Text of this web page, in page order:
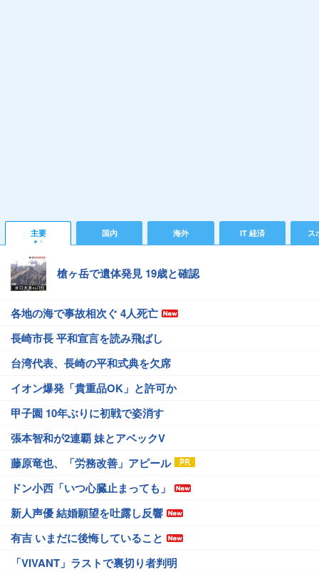
主要 国内 海外 IT 経済 ス
槍ヶ岳で遺体発見 19歳と確認
各地の海で事故相次ぐ 4人死亡
長崎市長 平和宣言を読み飛ばし
台湾代表、長崎の平和式典を欠席
イオン爆発「貴重品OK」と許可か
甲子園 10年ぶりに初戦で姿消す
張本智和が2連覇 妹とアベックV
藤原竜也、「労務改善」アピール
ドン小西「いつ心臓止まっても」
新人声優 結婚願望を吐露し反響
有吉 いまだに後悔していること
「VIVANT」ラストで裏切り者判明